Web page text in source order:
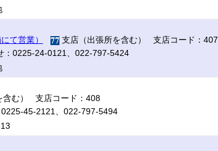
て営業）
支店（出張所を含む） 支店コード：407
：0225-24-0121、022-797-5424
含む） 支店コード：408
45-2121、022-797-5494